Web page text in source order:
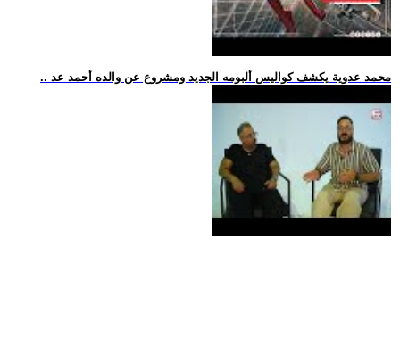
.. محمد عدوية يكشف كواليس ألبومه الجديد ومشروع عن والده أحمد عد